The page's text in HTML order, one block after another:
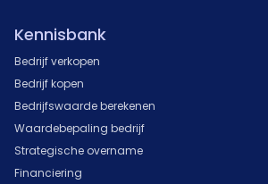
Kennisbank
Bedrijf verkopen
Bedrijf kopen
Bedrijfswaarde berekenen
Waardebepaling bedrijf
Strategische overname
Financiering